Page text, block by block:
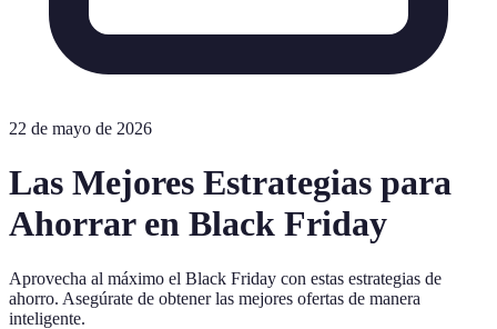
22 de mayo de 2026
Las Mejores Estrategias para
Ahorrar en Black Friday
Aprovecha al máximo el Black Friday con estas estrategias de
ahorro. Asegúrate de obtener las mejores ofertas de manera
inteligente.